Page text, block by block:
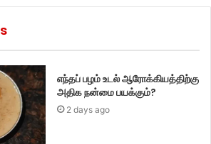
எந்தப் பழம் உடல் ஆரோக்கியத்திற்கு
அதிக நன்மை பயக்கும்?
2 days ago